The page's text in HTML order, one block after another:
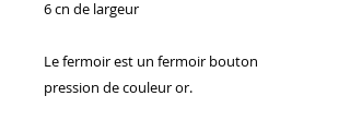
6 cn de largeur
Le fermoir est un fermoir bouton
pression de couleur or.